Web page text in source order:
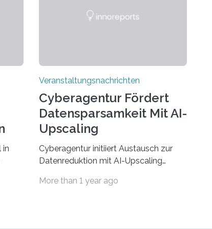
in
Veranstaltungsnachrichten
Cyberagentur Fördert
Datensparsamkeit Mit AI-
Upscaling
Cyberagentur initiiert Austausch zur
Datenreduktion mit AI-Upscaling
Forschungsprogramm DDK –
More than 1 year ago